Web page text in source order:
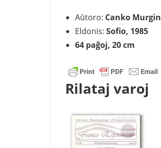
Aŭtoro: Canko Murgin
Eldonis: Sofio, 1985
64 paĝoj, 20 cm
Rilataj varoj